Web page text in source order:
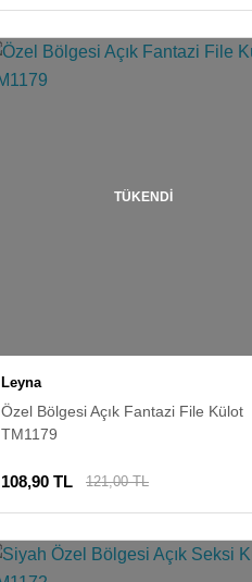
TÜKENDİ
Leyna
Özel Bölgesi Açık Fantazi File Külot
TM1179
108,90 TL 121,00 TL